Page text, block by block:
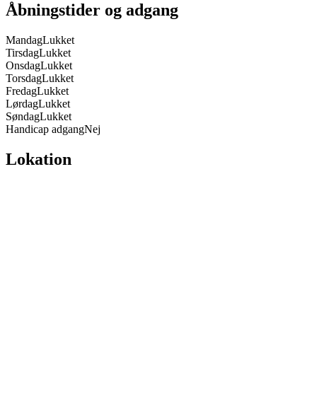
Åbningstider og adgang
MandagLukket
TirsdagLukket
OnsdagLukket
TorsdagLukket
FredagLukket
LørdagLukket
SøndagLukket
Handicap adgangNej
Lokation